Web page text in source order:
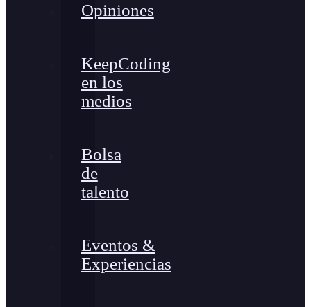
Opiniones
KeepCoding
en los
medios
Bolsa
de
talento
Eventos &
Experiencias